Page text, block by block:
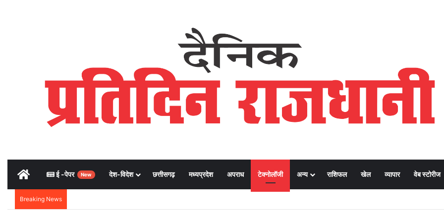
Home ई -पेपर New देश-विदेश छत्तीसगढ़ मध्यप्रदेश अपराध टेक्नोलॉजी अन्य राशिफल खेल व्यापार वेब स्टोरीज
Breaking News